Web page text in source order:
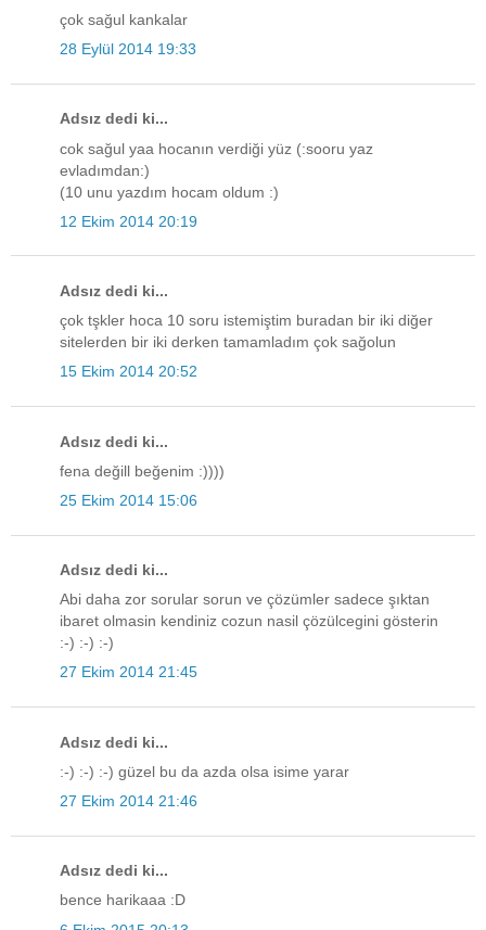
çok sağul kankalar
28 Eylül 2014 19:33
Adsız dedi ki...
cok sağul yaa hocanın verdiği yüz (:sooru yaz
evladımdan:)
(10 unu yazdım hocam oldum :)
12 Ekim 2014 20:19
Adsız dedi ki...
çok tşkler hoca 10 soru istemiştim buradan bir iki diğer
sitelerden bir iki derken tamamladım çok sağolun
15 Ekim 2014 20:52
Adsız dedi ki...
fena değill beğenim :))))
25 Ekim 2014 15:06
Adsız dedi ki...
Abi daha zor sorular sorun ve çözümler sadece şıktan
ibaret olmasin kendiniz cozun nasil çözülcegini gösterin
:-) :-) :-)
27 Ekim 2014 21:45
Adsız dedi ki...
:-) :-) :-) güzel bu da azda olsa isime yarar
27 Ekim 2014 21:46
Adsız dedi ki...
bence harikaaa :D